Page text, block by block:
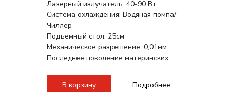
Лазерный излучатель: 40-90 Вт
Система охлаждения: Водяная помпа/
Чиллер
Подъемный стол: 25см
Механическое разрешение: 0,01мм
Последнее поколение материнских
В корзину Подробнее